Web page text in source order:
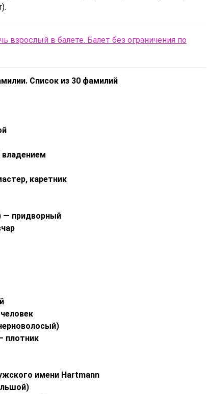
взрослый в балете. Балет без ограничения по
Список из 30 фамилий
каретник
— придворный
плотник
имени Hartmann